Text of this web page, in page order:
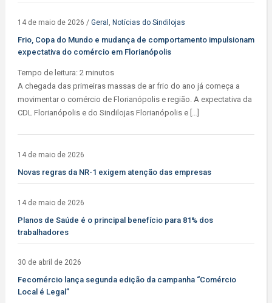
14 de maio de 2026 / Geral , Notícias do Sindilojas
Frio, Copa do Mundo e mudança de comportamento impulsionam
expectativa do comércio em Florianópolis
Tempo de leitura: 2 minutos
A chegada das primeiras massas de ar frio do ano já começa a
movimentar o comércio de Florianópolis e região. A expectativa da
CDL Florianópolis e do Sindilojas Florianópolis e […]
14 de maio de 2026
Novas regras da NR-1 exigem atenção das empresas
14 de maio de 2026
Planos de Saúde é o principal benefício para 81% dos
trabalhadores
30 de abril de 2026
Fecomércio lança segunda edição da campanha “Comércio
Local é Legal”